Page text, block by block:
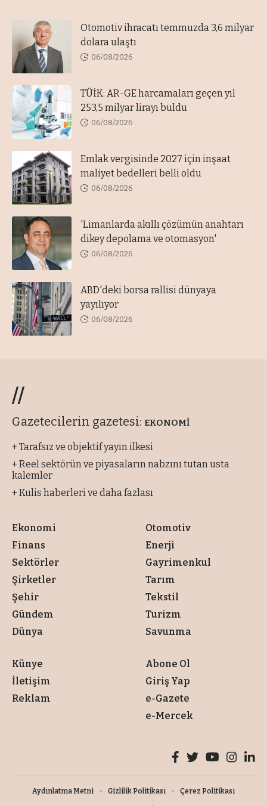
Otomotiv ihracatı temmuzda 3,6 milyar
dolara ulaştı
06/08/2026
TÜİK: AR-GE harcamaları geçen yıl
253,5 milyar lirayı buldu
06/08/2026
Emlak vergisinde 2027 için inşaat
maliyet bedelleri belli oldu
06/08/2026
'Limanlarda akıllı çözümün anahtarı
dikey depolama ve otomasyon'
06/08/2026
ABD'deki borsa rallisi dünyaya
yayılıyor
06/08/2026
//
Gazetecilerin gazetesi: EKONOMİ
+ Tarafsız ve objektif yayın ilkesi
+ Reel sektörün ve piyasaların nabzını tutan usta
kalemler
+ Kulis haberleri ve daha fazlası
Ekonomi
Finans
Sektörler
Şirketler
Şehir
Gündem
Dünya
Otomotiv
Enerji
Gayrimenkul
Tarım
Tekstil
Turizm
Savunma
Künye
İletişim
Reklam
Abone Ol
Giriş Yap
e-Gazete
e-Mercek
Aydınlatma Metni Gizlilik Politikası Çerez Politikası